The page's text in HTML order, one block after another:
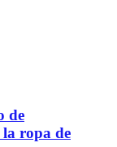
de
ropa de